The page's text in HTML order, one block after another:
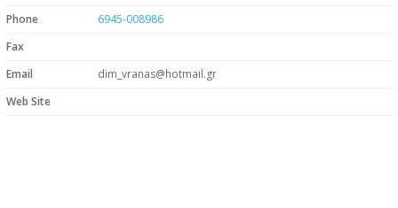
Phone
6945-008986
Fax
Email
dim_vranas@hotmail.gr
Web Site